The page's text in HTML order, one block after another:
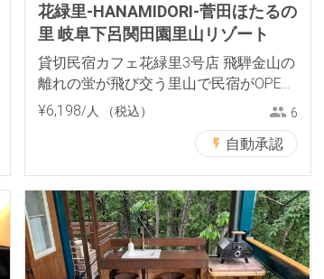
花緑里-HANAMIDORI-菅田ほたるの
里 岐阜下呂関田園里山リゾート
貸切民宿カフェ花緑里3号店 飛騨金山の
離れの蛍が飛び交う里山で民宿がOPEN
近隣に蛍石洞窟名所あり
¥6,198/人 （税込） 6
自動承認